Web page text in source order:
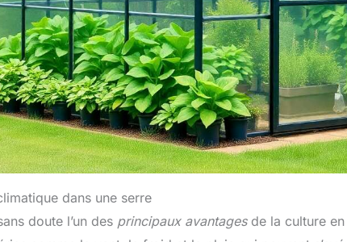
dans une serre
doute l’un des principaux avantagesde la culture